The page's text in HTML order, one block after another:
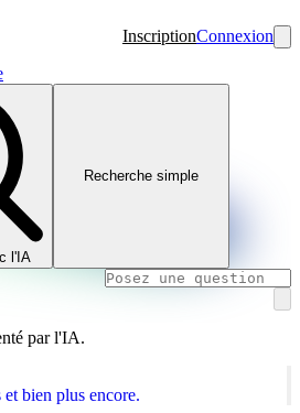
InscriptionConnexion
l'IA
Recherche simple
par l'IA.
bien plus encore.